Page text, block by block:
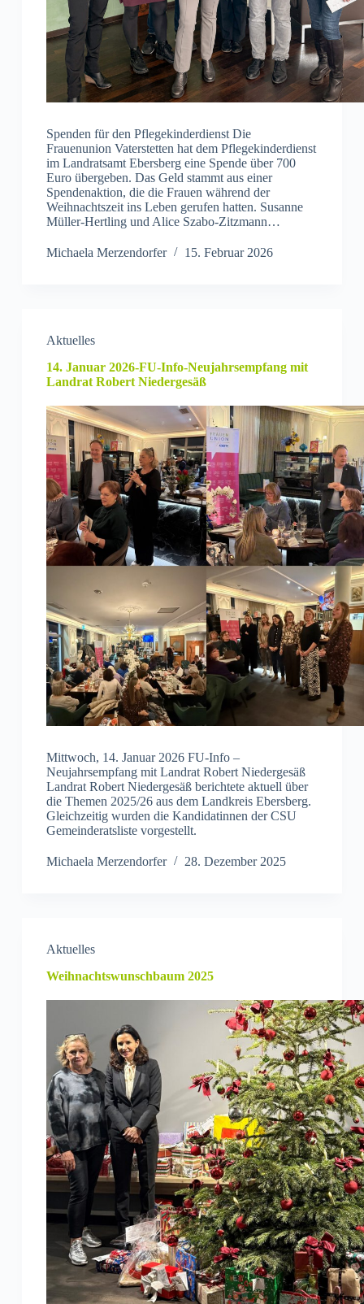
Spenden für den Pflegekinderdienst Die
Frauenunion Vaterstetten hat dem Pflegekinderdienst
im Landratsamt Ebersberg eine Spende über 700
Euro übergeben. Das Geld stammt aus einer
Spendenaktion, die die Frauen während der
Weihnachtszeit ins Leben gerufen hatten. Susanne
Müller-Hertling und Alice Szabo-Zitzmann…
Michaela Merzendorfer 15. Februar 2026
Aktuelles
14. Januar 2026-FU-Info-Neujahrsempfang mit
Landrat Robert Niedergesäß
Mittwoch, 14. Januar 2026 FU-Info –
Neujahrsempfang mit Landrat Robert Niedergesäß
Landrat Robert Niedergesäß berichtete aktuell über
die Themen 2025/26 aus dem Landkreis Ebersberg.
Gleichzeitig wurden die Kandidatinnen der CSU
Gemeinderatsliste vorgestellt.
Michaela Merzendorfer 28. Dezember 2025
Aktuelles
Weihnachtswunschbaum 2025